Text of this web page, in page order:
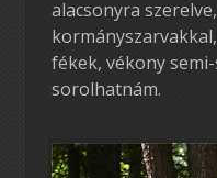
alacsonyra
fékek, vékony
sorolhatnám.